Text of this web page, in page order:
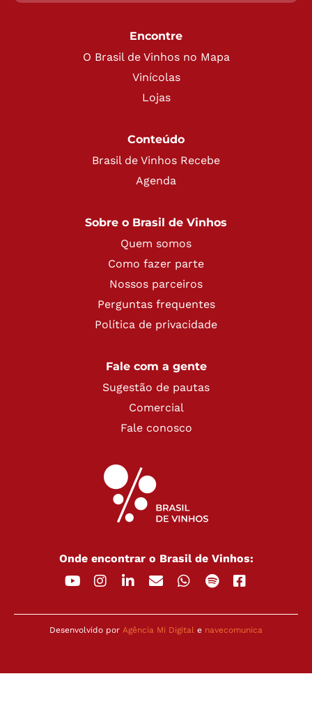
Encontre
O Brasil de Vinhos no Mapa
Vinícolas
Lojas
Conteúdo
Brasil de Vinhos Recebe
Agenda
Sobre o Brasil de Vinhos
Quem somos
Como fazer parte
Nossos parceiros
Perguntas frequentes
Política de privacidade
Fale com a gente
Sugestão de pautas
Comercial
Fale conosco
Onde encontrar o Brasil de Vinhos:
Desenvolvido por Agência Mi Digital e navecomunica